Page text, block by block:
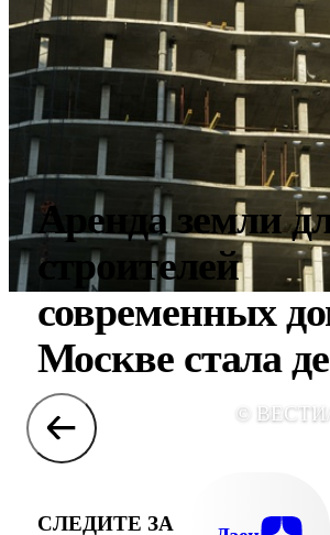
Аренда земли
строителей
современных
Москве стала
©
СЛЕДИТЕ ЗА